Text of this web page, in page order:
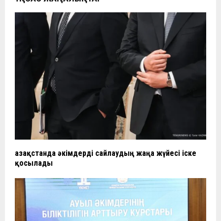
Қазақстанда әкімдерді сайлаудың жаңа жүйесі іске
қосылады